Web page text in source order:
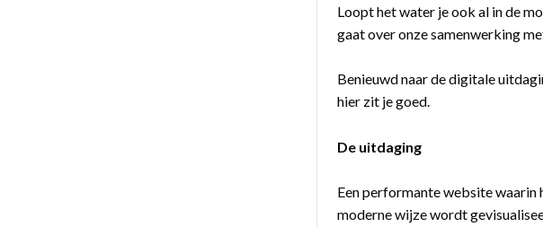
Loopt het water je ook al in de
gaat over onze samenwerking
Benieuwd naar de digitale
hier zit je goed.
De uitdaging
Een performante website waarin
moderne wijze wordt